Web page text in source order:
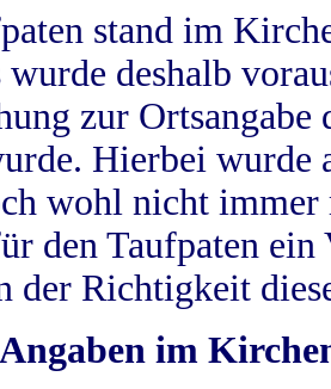
stand im
deshalb
zur
Hierbei wurde
wohl nicht
den Taufpaten
der Richtigkeit
im